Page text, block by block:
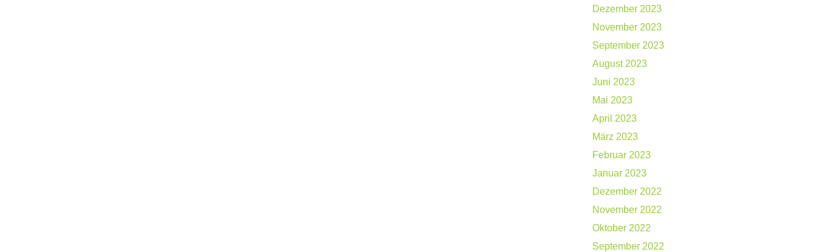
Dezember 2023
November 2023
September 2023
August 2023
Juni 2023
Mai 2023
April 2023
März 2023
Februar 2023
Januar 2023
Dezember 2022
November 2022
Oktober 2022
September 2022